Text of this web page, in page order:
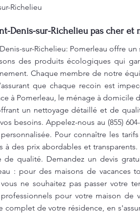
Richelieu
Denis-sur-Richelieu pas cher et
sur-Richelieu: Pomerleau offre
des produits écologiques qui
Chaque membre de notre
que chaque recoin est
à Pomerleau, le ménage à
un nettoyage détaillé et de
besoins. Appelez-nous au (855)
Pour connaître les
à des prix abordables et
de qualité. Demandez un devis
: pour des maisons de
ne souhaitez pas passer votre
pour votre maison de
complet de votre résidence, en